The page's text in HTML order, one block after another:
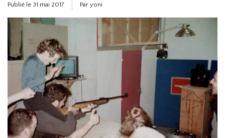
VÊTEMENTS
ACCESSOIRES
SKATEBOARD
HOMEWARE
Publié le 31 mai 2017 Par yoni